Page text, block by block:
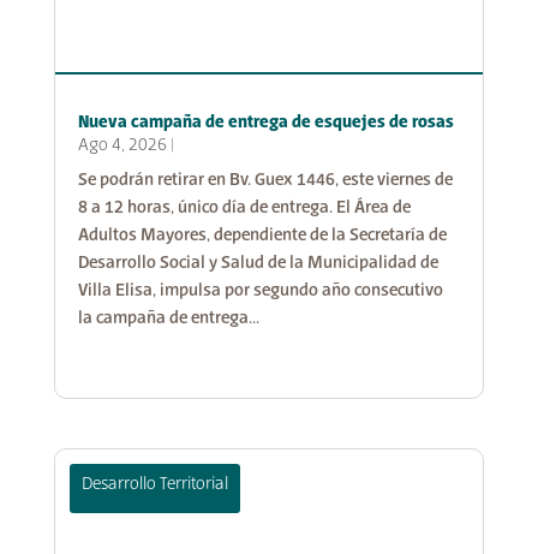
Nueva campaña de entrega de esquejes de rosas
Ago 4, 2026
Se podrán retirar en Bv. Guex 1446, este viernes de
8 a 12 horas, único día de entrega. El Área de
Adultos Mayores, dependiente de la Secretaría de
Desarrollo Social y Salud de la Municipalidad de
Villa Elisa, impulsa por segundo año consecutivo
la campaña de entrega...
Desarrollo Territorial